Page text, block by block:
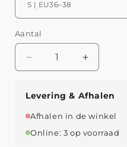
Aantal
Aantal
verlagen
Zomerse
Oranje
met
Aantal
verhogen
Zomerse
Oranje
met
Levering & Afhalen
Afhalen in de winkel
Online: 3 op voorraad